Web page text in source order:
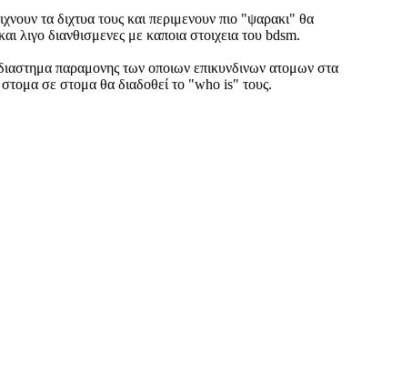
τα διχτυα τους και περιμενουν πιο "ψαρακι" θα
λιγο διανθισμενες με καποια στοιχεια του bdsm.
παραμονης των οποιων επικυνδινων ατομων στα
στομα σε στομα θα διαδοθεί το "who is" τους.